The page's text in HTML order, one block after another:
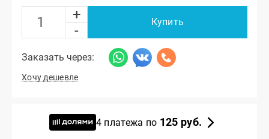
+
-
Купить
Заказать через:
Хочу дешевле
4 платежа по 125 руб.